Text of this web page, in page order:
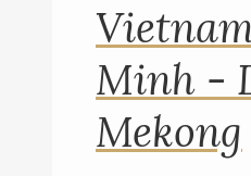
Minh -
Mekong